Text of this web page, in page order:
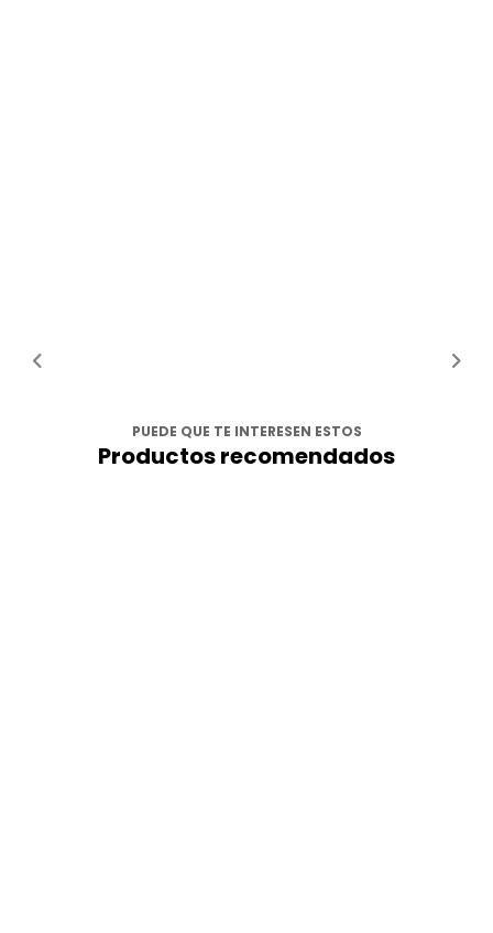
PUEDE QUE TE INTERESEN ESTOS
Productos recomendados